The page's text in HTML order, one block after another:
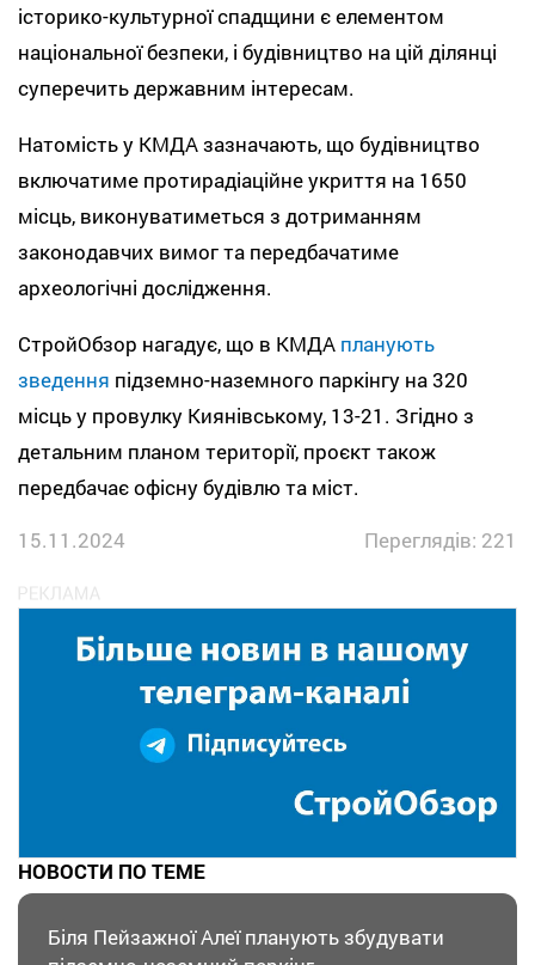
історико-культурної спадщини є елементом
національної безпеки, і будівництво на цій ділянці
суперечить державним інтересам.
Натомість у КМДА зазначають, що будівництво
включатиме протирадіаційне укриття на 1650
місць, виконуватиметься з дотриманням
законодавчих вимог та передбачатиме
археологічні дослідження.
СтройОбзор нагадує, що в КМДА планують
зведення підземно-наземного паркінгу на 320
місць у провулку Киянівському, 13-21. Згідно з
детальним планом території, проєкт також
передбачає офісну будівлю та міст.
15.11.2024
Переглядів: 221
НОВОСТИ ПО ТЕМЕ
Біля Пейзажної Алеї планують збудувати